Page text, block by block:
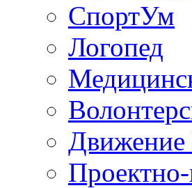
СпортУм
Логопед
Проектно-